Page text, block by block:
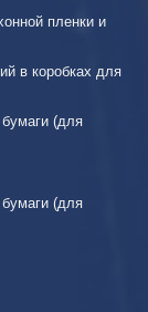
пленки и
в коробках для
(для
(для